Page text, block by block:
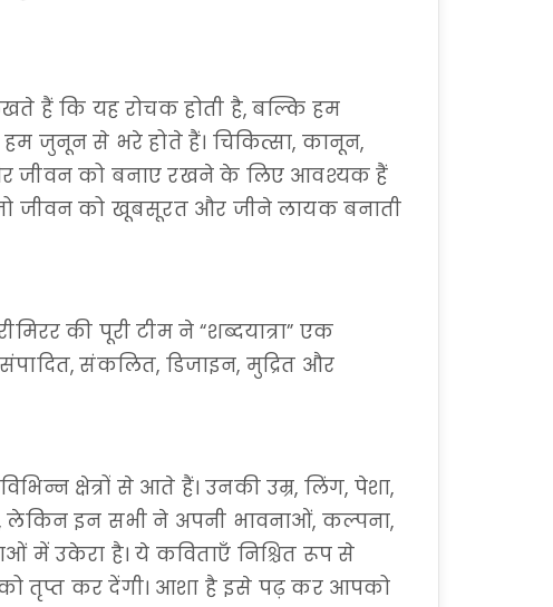
हैं कि यह रोचक होती है, बल्कि हम
जुनून से भरे होते हैं। चिकित्सा, कानून,
जीवन को बनाए रखने के लिए आवश्यक हैं
जो जीवन को खूबसूरत और जीने लायक बनाती
की पूरी टीम ने “शब्दयात्रा” एक
संकलित, डिजाइन, मुद्रित और
क्षेत्रों से आते हैं। उनकी उम्र, लिंग, पेशा,
लेकिन इन सभी ने अपनी भावनाओं, कल्पना,
उकेरा है। ये कविताएँ निश्चित रूप से
तृप्त कर देंगी। आशा है इसे पढ़ कर आपको